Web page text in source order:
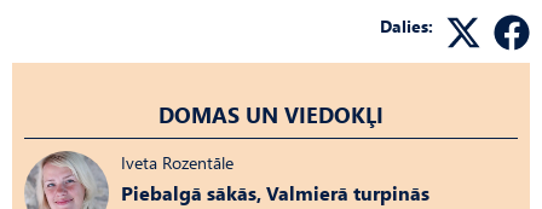
Dalies:
DOMAS UN VIEDOKĻI
Iveta Rozentāle
Piebalgā sākās, Valmierā turpinās